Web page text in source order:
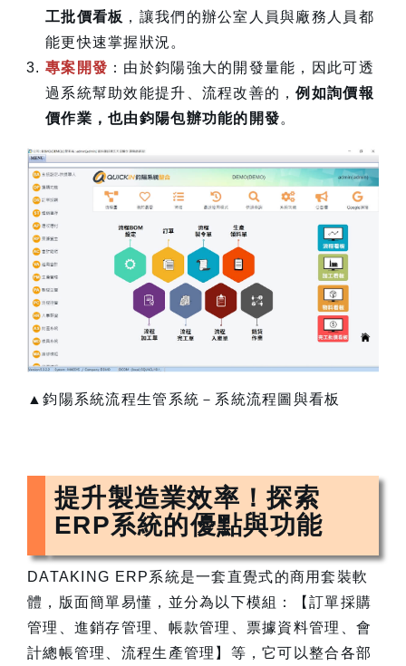
工批價看板 ，讓我們的辦公室人員與廠務人員都
能更快速掌握狀況。
專案開發 ：由於鈞陽強大的開發量能，因此可透
過系統幫助效能提升、流程改善的，例如詢價報
價作業，也由鈞陽包辦功能的開發。
▲鈞陽系統流程生管系統－系統流程圖與看板
提升製造業效率！探索
ERP系統的優點與功能
DATAKING ERP系統是一套直覺式的商用套裝軟
體，版面簡單易懂，並分為以下模組：【訂單採購
管理、進銷存管理、帳款管理、票據資料管理、會
計總帳管理、流程生產管理】等，它可以整合各部